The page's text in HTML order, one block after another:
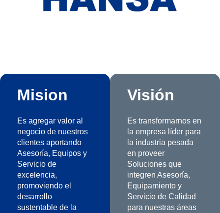
Mision
Es agregar valor al
negocio de nuestros
clientes aportando
Asesoría, Equipos y
Servicio de
excelencia,
promoviendo el
desarrollo
sustentable de la
Visión
Es transformarnos en
la empresa líder para
la industria pesada
en proveer
Soluciones que
integren Asesoría,
Equipamiento y
Servicio de Calidad
para nuestras áreas